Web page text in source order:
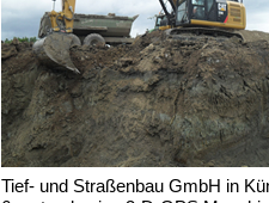
Tief- und Straßenbau GmbH in